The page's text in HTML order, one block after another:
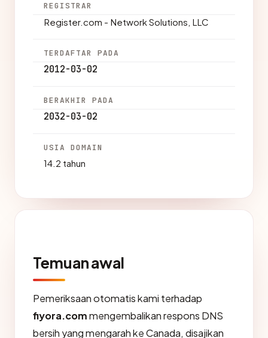
REGISTRAR
Register.com - Network Solutions, LLC
TERDAFTAR PADA
2012-03-02
BERAKHIR PADA
2032-03-02
USIA DOMAIN
14.2 tahun
Temuan awal
Pemeriksaan otomatis kami terhadap
fiyora.commengembalikan respons DNS
bersih yang mengarah ke Canada, disajikan